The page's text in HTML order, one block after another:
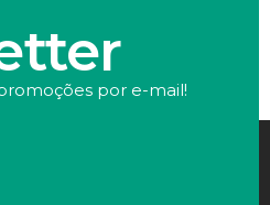
por e-mail!